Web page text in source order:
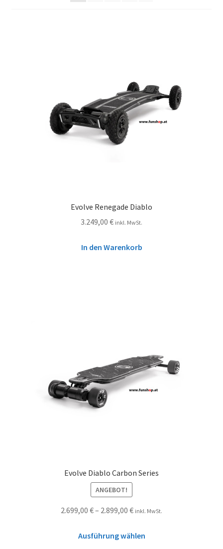
Evolve Renegade Diablo
3.249,00 € inkl. MwSt.
In den Warenkorb
Evolve Diablo Carbon Series
ANGEBOT!
2.699,00 €– 2.899,00 € inkl. MwSt.
Ausführung wählen